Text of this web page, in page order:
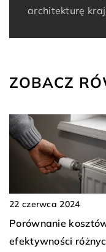
architekturę
ZOBACZ
22 czerwca 2024
Porównanie
efektywności